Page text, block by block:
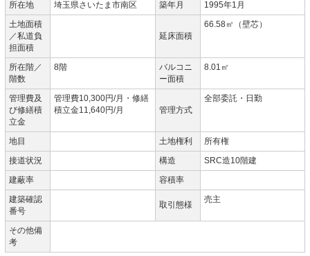
所在地 埼玉県さいたま市南区 築年月
1995年1月
土地面積
／私道負
担面積
延床面積
66.58㎡（壁芯）
所在階／
階数
8階
バルコニ
ー面積
8.01㎡
管理費及
び修繕積
立金
管理費10,300円/月・修繕
積立金11,640円/月
管理方式
全部委託・日勤
地目 土地権利
所有権
接道状況
構造
SRC造10階建
建蔽率
容積率
建築確認
番号
取引態様
売主
その他備
考